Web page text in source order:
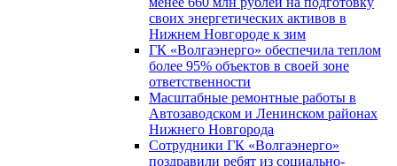
своих энергетических активов в
Нижнем Новгороде к зим
ГК «Волгаэнерго» обеспечила теплом
более 95% объектов в своей зоне
ответственности
Масштабные ремонтные работы в
Автозаводском и Ленинском районах
Нижнего Новгорода
Сотрудники ГК «Волгаэнерго»
поздравили ребят из социально-